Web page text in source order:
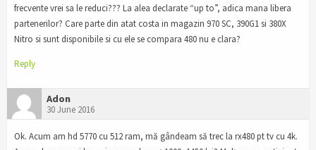
frecvente vrei sa le reduci??? La alea declarate “up to”, adica mana libera
partenerilor? Care parte din atat costa in magazin 970 SC, 390G1 si 380X
Nitro si sunt disponibile si cu ele se compara 480 nu e clara?
Reply
Adon
30 June 2016
Ok. Acum am hd 5770 cu 512 ram, mă gândeam să trec la rx480 pt tv cu 4k.